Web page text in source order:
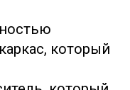
который